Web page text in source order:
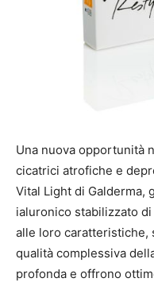
Una nuova opportunità
cicatrici atrofiche e
Vital Light di Galderma,
ialuronico stabilizzato
alle loro caratteristiche,
qualità complessiva
profonda e offrono